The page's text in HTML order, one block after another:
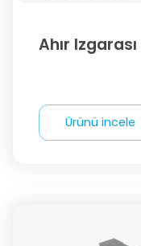
Ahır Izgarası
Ürünü incele